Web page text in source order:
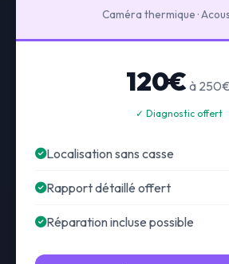
Caméra thermique ·
120€ à
✓ Diagnostic offert
Localisation sans casse
Rapport détaillé offert
Réparation incluse possible